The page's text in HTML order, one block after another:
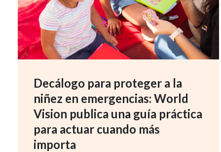
Decálogo para proteger a la
niñez en emergencias: World
Vision publica una guía práctica
para actuar cuando más
importa